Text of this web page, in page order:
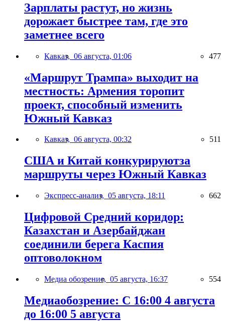
Зарплаты растут, но жизнь
дорожает быстрее там, где это
заметнее всего
Кавказ, 06 августа, 01:06 477
«Маршрут Трампа» выходит на
местность: Армения торопит
проект, способный изменить
Южный Кавказ
Кавказ, 06 августа, 00:32 511
США и Китай конкурируютза
маршруты через Южный Кавказ
Экспресс-анализ, 05 августа, 18:11 662
Цифровой Средний коридор:
Казахстан и Азербайджан
соединили берега Каспия
оптоволокном
Медиа обозрение, 05 августа, 16:37 554
Медиаобозрение: С 16:00 4 августа
до 16:00 5 августа